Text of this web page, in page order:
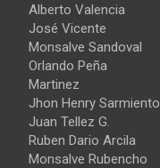
Alberto Valencia
José Vicente
Monsalve Sandoval
Orlando Peña
Martinez
Jhon Henry Sarmiento
Juan Tellez G.
Ruben Dario Arcila
Monsalve Rubencho